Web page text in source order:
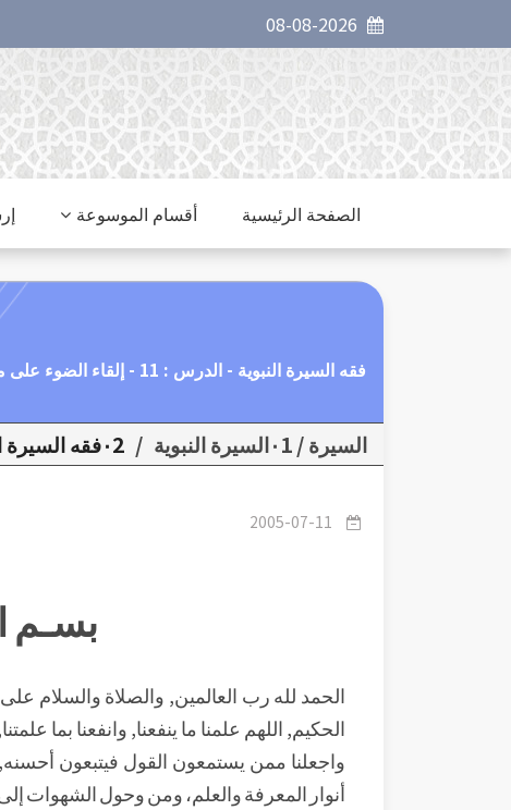
الصفحة الرئيسية أقسام الموسوعة
فقه السيرة النبوية - الدرس : 11 - إلقاء الضوء على مضامين هذه الدعوة الإسلامية.
السيرة / ٠1السيرة النبوية / ٠2فقه السيرة النبوية
2005-07-11
بسـم
الحمد لله رب العالمين, والصلاة والسلام على
الحكيم, اللهم علمنا ما ينفعنا, وانفعنا بما
واجعلنا ممن يستمعون القول فيتبعون
أنوار المعرفة والعلم، ومن وحول الشهوات